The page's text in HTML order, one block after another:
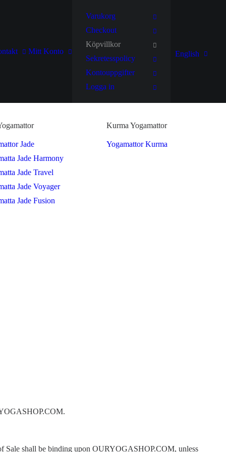
Mitt Konto
Varukorg
Checkout
Köpvillkor
Sekretesspolicy
Kontouppgifter
Logga in
English
Jade
Jade Harmony
Jade Travel
Jade Voyager
Jade Fusion
Kurma Yogamattor
Yogamattor Kurma
Sale shall be binding upon OURYOGASHOP.COM, unless